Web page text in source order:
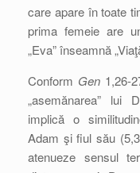
care apare în toate
prima femeie are
„Eva” înseamnă
Conform Gen1,26-
„asemănarea” lui
implică o
Adam şi fiul său
atenueze sensul